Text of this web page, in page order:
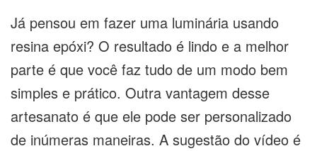
Já pensou em fazer uma luminária usando
resina epóxi? O resultado é lindo e a melhor
parte é que você faz tudo de um modo bem
simples e prático. Outra vantagem desse
artesanato é que ele pode ser personalizado
de inúmeras maneiras. A sugestão do vídeo é